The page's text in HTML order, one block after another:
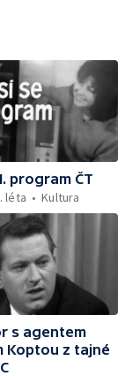
manifestovali
Lužici — Ministr
zásobování potravin
program ČT
léta Kultura
s agentem
Koptou z tajné